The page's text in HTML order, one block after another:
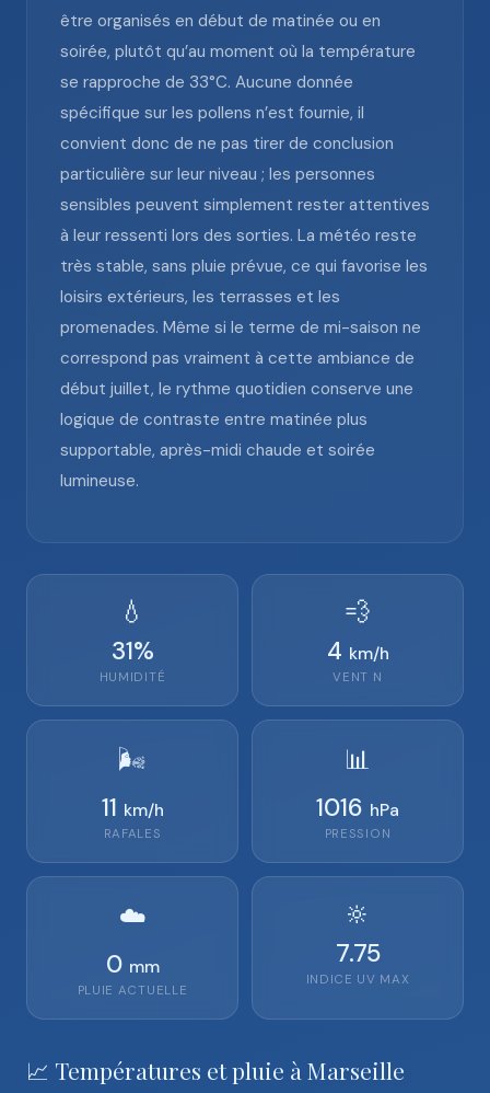
être organisés en début de matinée ou en
soirée, plutôt qu’au moment où la température
se rapproche de 33°C. Aucune donnée
spécifique sur les pollens n’est fournie, il
convient donc de ne pas tirer de conclusion
particulière sur leur niveau ; les personnes
sensibles peuvent simplement rester attentives
à leur ressenti lors des sorties. La météo reste
très stable, sans pluie prévue, ce qui favorise les
loisirs extérieurs, les terrasses et les
promenades. Même si le terme de mi-saison ne
correspond pas vraiment à cette ambiance de
début juillet, le rythme quotidien conserve une
logique de contraste entre matinée plus
supportable, après-midi chaude et soirée
lumineuse.
💧
31%
HUMIDITÉ
💨
4 km/h
VENT N
🌬️
11 km/h
RAFALES
📊
1016 hPa
PRESSION
☁️
0 mm
PLUIE ACTUELLE
🔆
7.75
INDICE UV MAX
📈 Températures et pluie à Marseille